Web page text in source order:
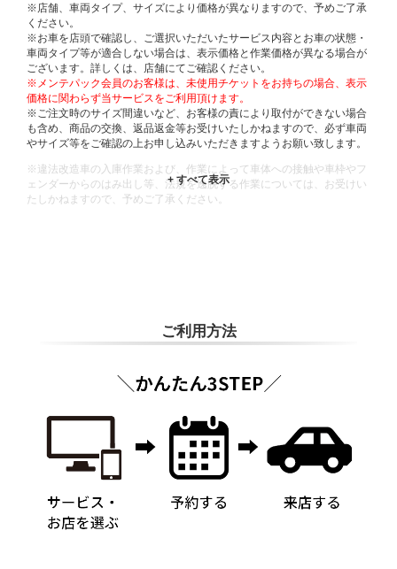
※店舗、車両タイプ、サイズにより価格が異なりますので、予めご了承
ください。
※お車を店頭で確認し、ご選択いただいたサービス内容とお車の状態・
車両タイプ等が適合しない場合は、表示価格と作業価格が異なる場合が
ございます。詳しくは、店舗にてご確認ください。
※メンテパック会員のお客様は、未使用チケットをお持ちの場合、表示
価格に関わらず当サービスをご利用頂けます。
※ご注文時のサイズ間違いなど、お客様の責により取付ができない場合
も含め、商品の交換、返品返金等お受けいたしかねますので、必ず車両
やサイズ等をご確認の上お申し込みいただきますようお願い致します。
※違法改造車の入庫作業および、作業によって車体への接触や車枠やフ
ェンダーからのはみ出し等、法規を逸脱する作業については、お受けい
たしかねますので、予めご了承ください。
ご利用方法